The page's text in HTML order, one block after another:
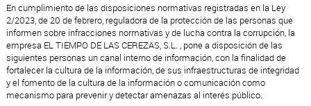
En cumplimiento de las disposiciones normativas registradas en la Ley
2/2023, de 20 de febrero, reguladora de la protección de las personas que
informen sobre infracciones normativas y de lucha contra la corrupción, la
empresa EL TIEMPO DE LAS CEREZAS, S.L. , pone a disposición de las
siguientes personas un canal interno de información, con la finalidad de
fortalecer la cultura de la información, de sus infraestructuras de integridad
y el fomento de la cultura de la información o comunicación como
mecanismo para prevenir y detectar amenazas al interés público.